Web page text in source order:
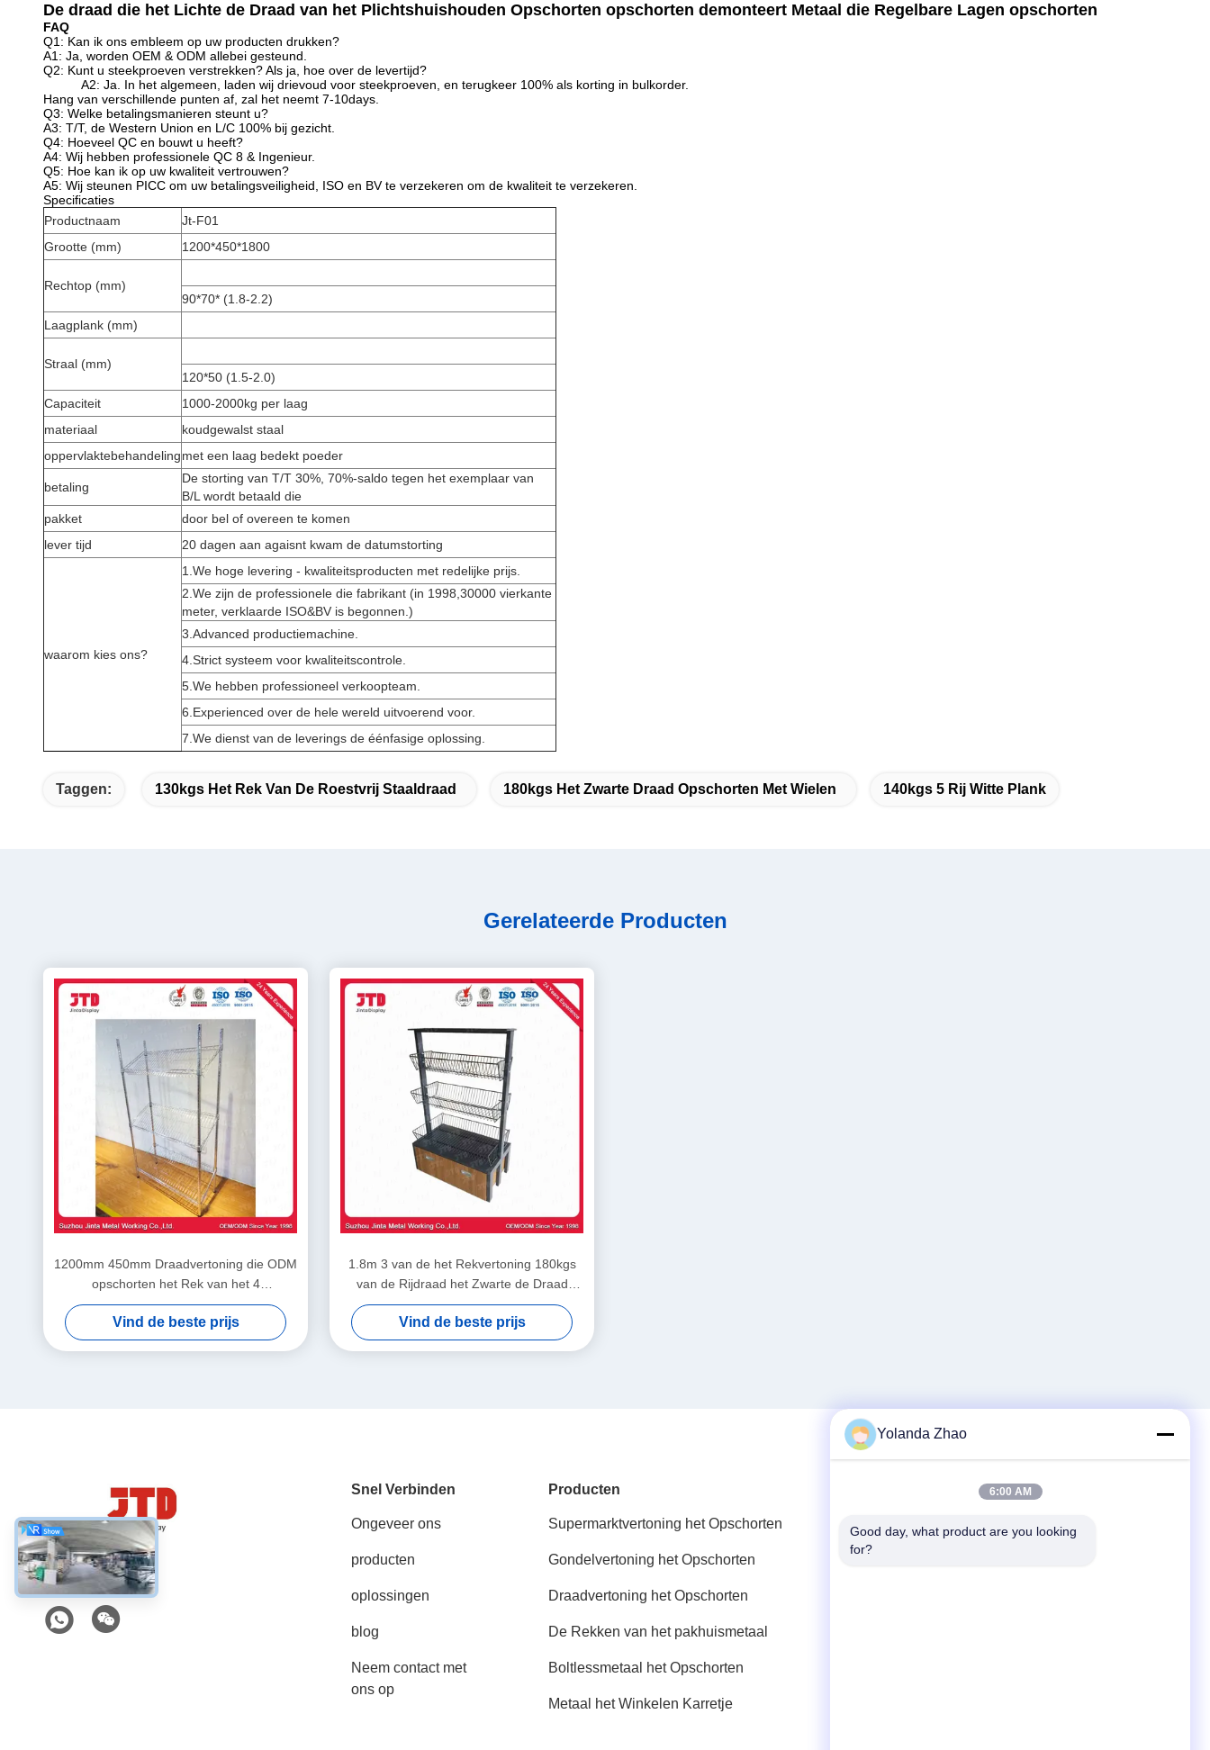
De draad die het Lichte de Draad van het Plichtshuishouden Opschorten opschorten demonteert Metaal die Regelbare Lagen opschorten
FAQ
Q1: Kan ik ons embleem op uw producten drukken?
A1: Ja, worden OEM & ODM allebei gesteund.
Q2: Kunt u steekproeven verstrekken? Als ja, hoe over de levertijd?
A2: Ja. In het algemeen, laden wij drievoud voor steekproeven, en terugkeer 100% als korting in bulkorder.
Hang van verschillende punten af, zal het neemt 7-10days.
Q3: Welke betalingsmanieren steunt u?
A3: T/T, de Western Union en L/C 100% bij gezicht.
Q4: Hoeveel QC en bouwt u heeft?
A4: Wij hebben professionele QC 8 & Ingenieur.
Q5: Hoe kan ik op uw kwaliteit vertrouwen?
A5: Wij steunen PICC om uw betalingsveiligheid, ISO en BV te verzekeren om de kwaliteit te verzekeren.
Specificaties
Productnaam
Jt-F01
Grootte (mm)
1200*450*1800
Rechtop (mm)
90*70* (1.8-2.2)
Laagplank (mm)
Straal (mm)
120*50 (1.5-2.0)
Capaciteit
1000-2000kg per laag
materiaal
koudgewalst staal
oppervlaktebehandelingmet een laag bedekt poeder
betaling
De storting van T/T 30%, 70%-saldo tegen het exemplaar van
B/L wordt betaald die
pakket
door bel of overeen te komen
lever tijd
20 dagen aan agaisnt kwam de datumstorting
waarom kies ons?
1.We hoge levering - kwaliteitsproducten met redelijke prijs.
2.We zijn de professionele die fabrikant (in 1998,30000 vierkante
meter, verklaarde ISO&BV is begonnen.)
3.Advanced productiemachine.
4.Strict systeem voor kwaliteitscontrole.
5.We hebben professioneel verkoopteam.
6.Experienced over de hele wereld uitvoerend voor.
7.We dienst van de leverings de éénfasige oplossing.
Taggen: 130kgs Het Rek Van De Roestvrij Staaldraad 180kgs Het Zwarte Draad Opschorten Met Wielen 140kgs 5 Rij Witte Plank
Gerelateerde Producten
1200mm 450mm Draadvertoning die ODM
opschorten het Rek van het 4
Laagroestvrije staal
Vind de beste prijs
1.8m 3 van de het Rekvertoning 180kgs
van de Rijdraad het Zwarte de Draad
Opschorten met Wielen
Vind de beste prijs
Sociale media
Snel Verbinden
Ongeveer ons
producten
oplossingen
blog
Neem contact met
ons op
Producten
Supermarktvertoning het Opschorten
Gondelvertoning het Opschorten
Draadvertoning het Opschorten
De Rekken van het pakhuismetaal
Boltlessmetaal het Opschorten
Metaal het Winkelen Karretje
Telefoon
Yolanda Zhao
6:00 AM
Good day, what product are you looking
for?